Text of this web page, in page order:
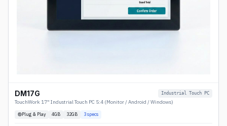
DM17G Industrial Touch PC
TouchWork 17" Industrial Touch PC 5:4 (Monitor / Android / Windows)
Plug & Play 4GB 32GB 3specs